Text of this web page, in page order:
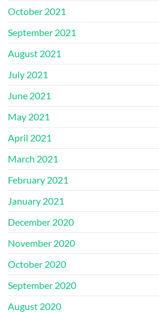
October 2021
September 2021
August 2021
July 2021
June 2021
May 2021
April 2021
March 2021
February 2021
January 2021
December 2020
November 2020
October 2020
September 2020
August 2020